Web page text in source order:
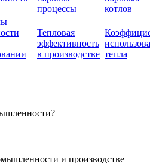
процессы
котлов
Тепловая
эффективность
в производстве тепла
и производстве